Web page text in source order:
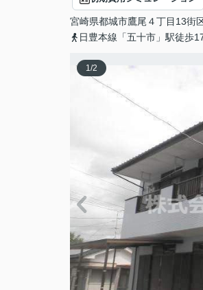
宮崎県都城市鷹尾 ４丁目13街
日豊本線「五十市」駅徒歩
1/2